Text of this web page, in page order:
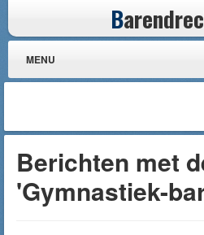
B
MENU
Berichten met
'Gymnastiek-